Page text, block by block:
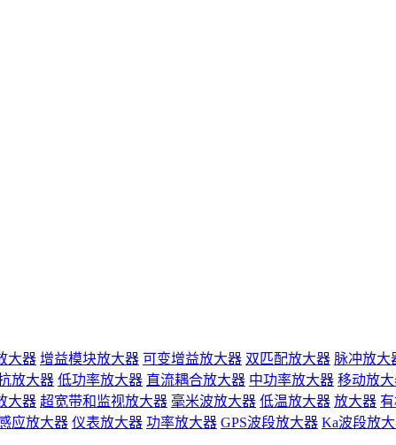
大器 增益模块放大器 可变增益放大器 双匹配放大器 脉冲放大
放大器 低功率放大器 直流耦合放大器 中功率放大器 移动放
大器 超宽带和监视放大器 毫米波放大器 低温放大器 放大器
应放大器 仪表放大器 功率放大器 GPS波段放大器 Ka波段放